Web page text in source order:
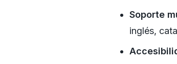
Soporte
inglés,